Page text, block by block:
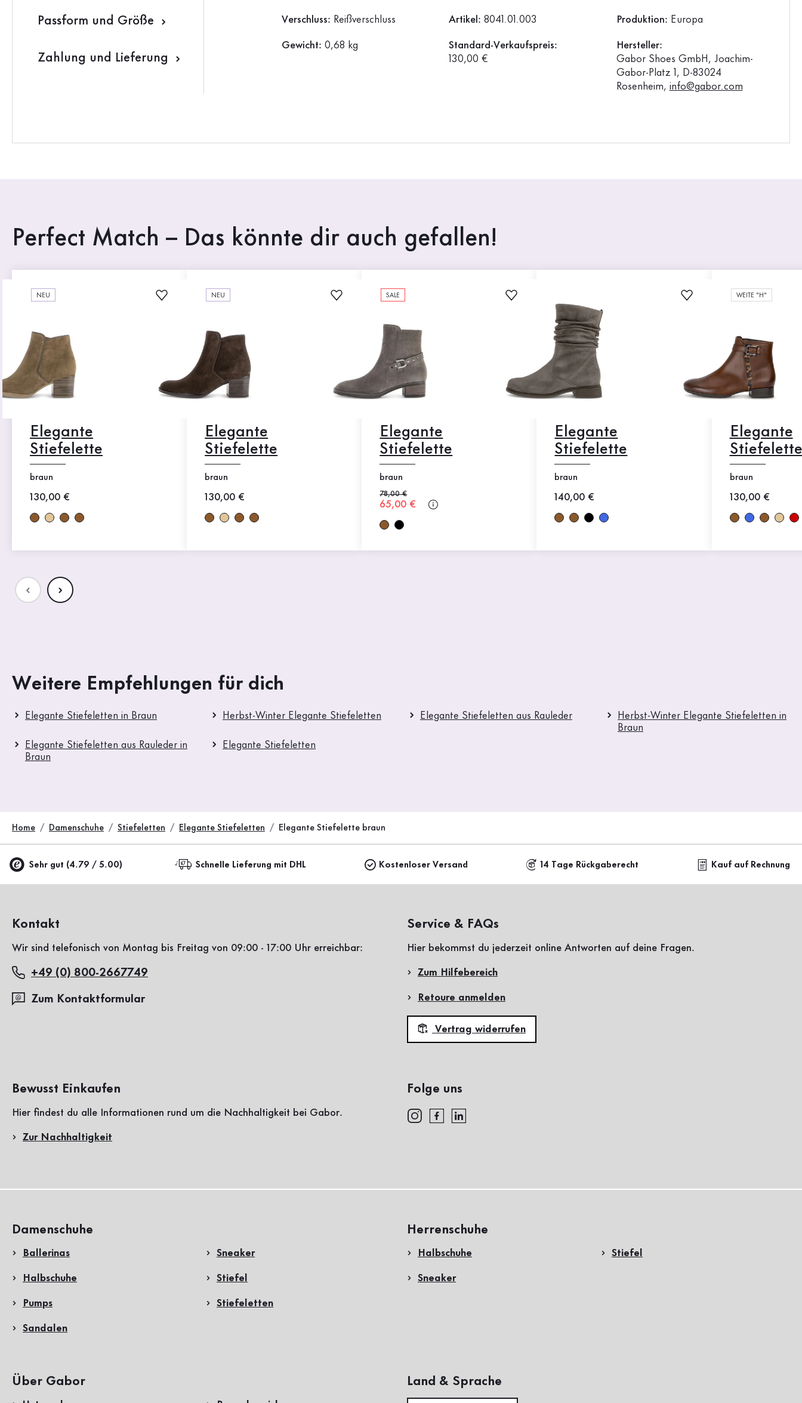
Passform und Größe
Zahlung und Lieferung
Verschluss: Reißverschluss Artikel: 8041.01.003 Produktion: Europa
Gewicht: 0,68 kg
Standard-Verkaufspreis:
130,00 €
Hersteller:
Gabor Shoes GmbH, Joachim-
Gabor-Platz 1, D-83024
Rosenheim, info@gabor.com
Perfect Match – Das könnte dir auch gefallen!
NEU
Elegante
Stiefelette
braun
Neuer Preis
130,00 €
NEU
Elegante
Stiefelette
braun
Neuer Preis
130,00 €
SALE
Elegante
Stiefelette
braun
Alter Preis
78,00 €
Neuer Preis
65,00 €
Elegante
Stiefelette
braun
Neuer Preis
140,00 €
WEITE "H"
Elegante
Stiefelette
braun
Neuer Preis
130,00 €
Weitere Empfehlungen für dich
Elegante Stiefeletten in Braun Herbst-Winter Elegante Stiefeletten Elegante Stiefeletten aus Rauleder
Herbst-Winter Elegante Stiefeletten in
Braun
Elegante Stiefeletten aus Rauleder in
Braun
Elegante Stiefeletten
Home Damenschuhe Stiefeletten Elegante Stiefeletten Elegante Stiefelette braun
Sehr gut (4.79 / 5.00) Schnelle Lieferung mit DHL Kostenloser Versand 14 Tage Rückgaberecht Kauf auf Rechnung
Kontakt
Wir sind telefonisch von Montag bis Freitag von 09:00 - 17:00 Uhr erreichbar:
+49 (0) 800-2667749
Zum Kontaktformular
Service & FAQs
Hier bekommst du jederzeit online Antworten auf deine Fragen.
Zum Hilfebereich
Retoure anmelden
Vertrag widerrufen
Bewusst Einkaufen
Hier findest du alle Informationen rund um die Nachhaltigkeit bei Gabor.
Zur Nachhaltigkeit
Folge uns
Damenschuhe
Ballerinas
Halbschuhe
Pumps
Sandalen
Sneaker
Stiefel
Stiefeletten
Herrenschuhe
Halbschuhe
Sneaker
Stiefel
Über Gabor Land & Sprache